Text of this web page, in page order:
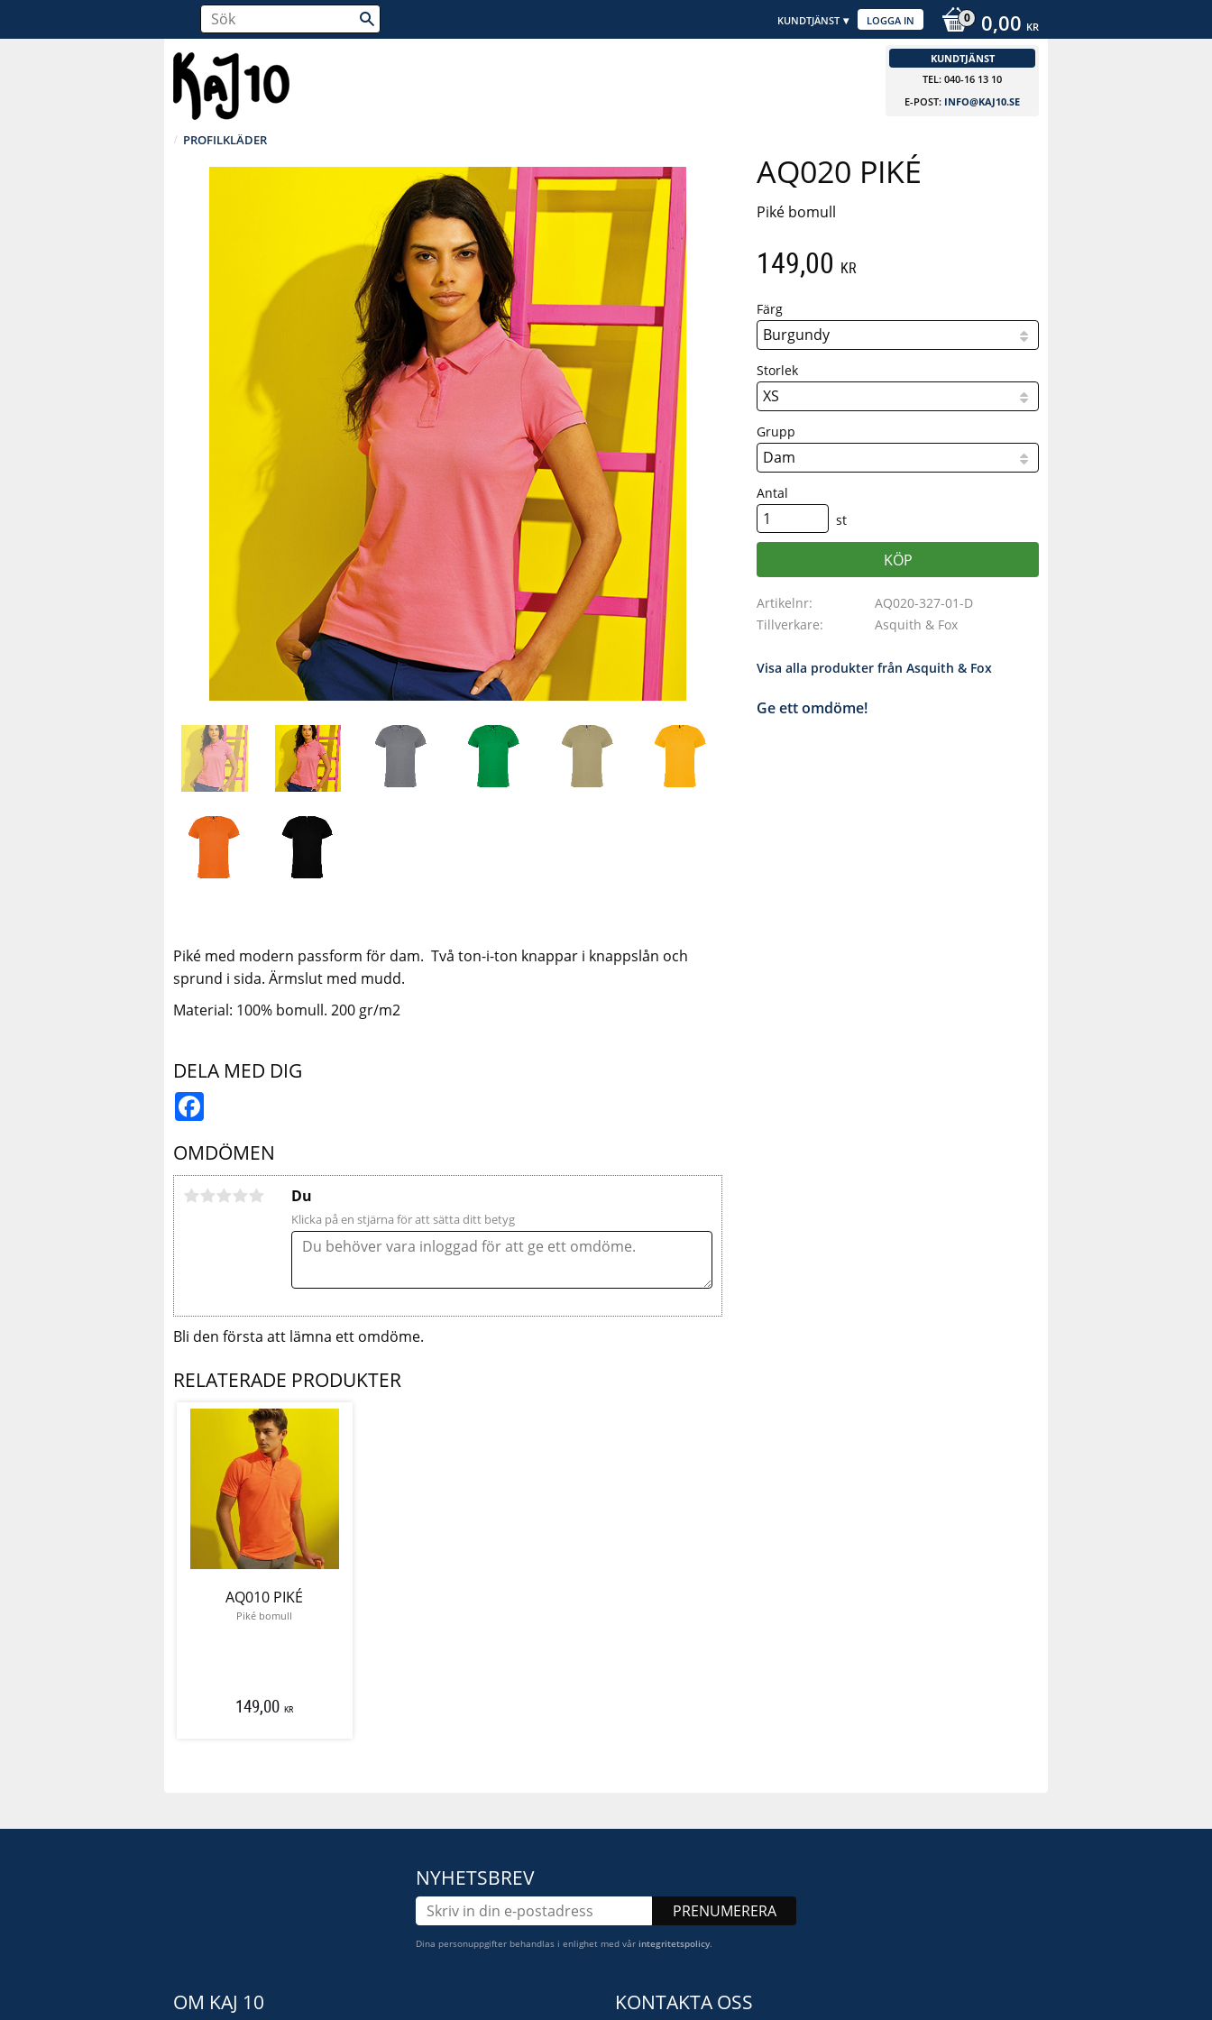
0,00 KR
LOGGA IN
KUNDTJÄNST
KUNDTJÄNST
TEL: 040-16 13 10
E-POST: INFO@KAJ10.SE
PROFILKLÄDER
AQ020 PIKÉ
Piké bomull
149,00 KR
Färg
Storlek
Grupp
Antal
st
KÖP
Artikelnr
AQ020-327-01-D
Tillverkare
Asquith & Fox
Visa alla produkter från Asquith & Fox
Ge ett omdöme!
Piké med modern passform för dam. Två ton-i-ton knappar i knappslån och
sprund i sida. Ärmslut med mudd.
Material: 100% bomull. 200 gr/m2
DELA MED DIG
OMDÖMEN
Du
Klicka på en stjärna för att sätta ditt betyg
Bli den första att lämna ett omdöme.
RELATERADE PRODUKTER
AQ010 PIKÉ
Piké bomull
149,00 KR
NYHETSBREV
PRENUMERERA
Dina personuppgifter behandlas i enlighet med vår integritetspolicy.
OM KAJ 10 KONTAKTA OSS